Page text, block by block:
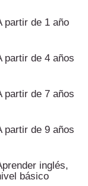
partir de 1 año
partir de 4 años
partir de 7 años
partir de 9 años
inglés,
básico